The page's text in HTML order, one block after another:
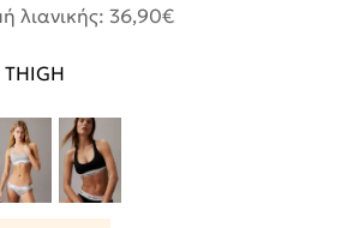
λιανικής: 36,90€